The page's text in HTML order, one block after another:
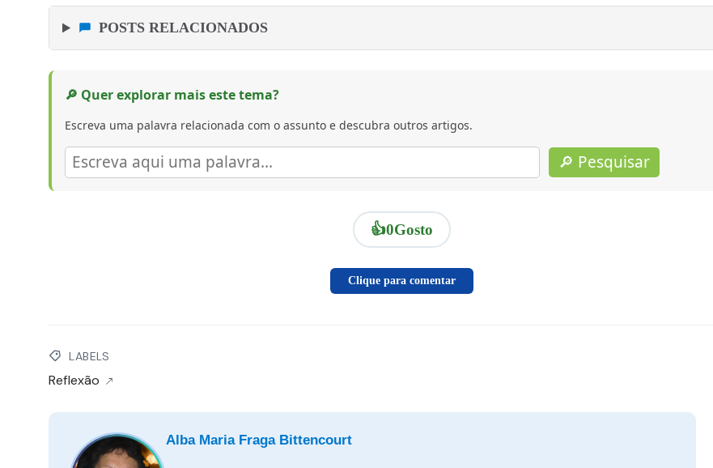
POSTS RELACIONADOS
🔎 Quer explorar mais este tema?
Escreva uma palavra relacionada com o assunto e descubra outros artigos.
🔎 Pesquisar
👍0Gosto
Clique para comentar
LABELS
Reflexão
Alba Maria Fraga Bittencourt